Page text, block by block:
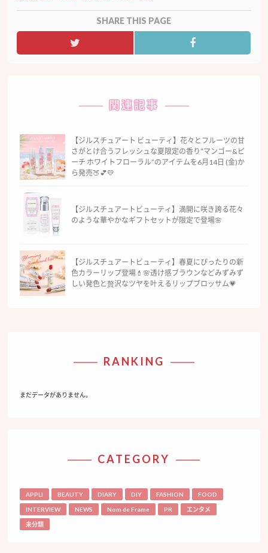
SHARE THIS PAGE
関連記事
【ジルスチュアート ビューティ】花々とフルーツの甘
さがとけ合うフレッシュな夏限定の香り”マンゴー&ピ
ーチ ホワイトフローラル”のアイテムを6月14日 (金)か
ら発売🍑💕💛
【ジルスチュアートビューティ】満開に咲き誇る花々
のような華やかなギフトセットが限定で登場🌸
【ジルスチュアートビューティ】春夏にぴったりの新
色カラーリップ登場💄🌸透け感ブラウンなどみずみず
しい発色と贅沢なツヤを叶えるリップブロッサム💗
RANKING
まだデータがありません。
CATEGORY
APPLI BEAUTY DIARY DIY FASHION FOOD
INTERVIEW NEWS Nom de Frame PR エンタメ
未分類